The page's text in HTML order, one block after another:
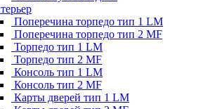
Поперечина торпедо тип 1 LM
Поперечина торпедо тип 2 MF
Торпедо тип 1 LM
Торпедо тип 2 MF
Консоль тип 1 LM
Консоль тип 2 MF
Карты дверей тип 1 LM